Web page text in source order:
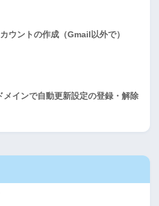
ウントの作成（Gmail以外で）
メインで自動更新設定の登録・解除